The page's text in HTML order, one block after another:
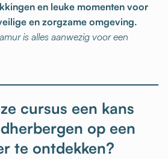
en leuke momenten voor
en zorgzame omgeving.
is alles aanwezig voor een
cursus een kans
op een
te ontdekken?